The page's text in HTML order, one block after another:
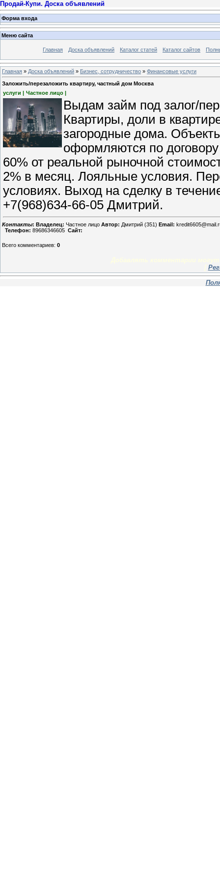
Продай-Купи. Доска объявлений
Форма входа
Меню сайта
Главная Доска объявлений Каталог статей Каталог сайтов
Главная » Доска объявлений » Бизнес, сотрудничество » Финансовые услуги
Заложить/перезаложить квартиру, частный дом Москва
услуги | Частное лицо |
Выдам займ под залог/
Квартиры, доли в
загородные дома.
оформляются по
60% от реальной рыночной
2% в месяц. Лояльные условия.
условиях. Выход на сделку в
+7(968)634-66-05 Дмитрий.
Контакты: Владелец: Частное лицо Автор: Дмитрий (351) Email:
Телефон: 89686346605 Сайт:
Всего комментариев: 0